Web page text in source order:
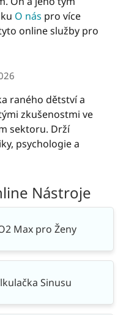
O nás pro více
online služby pro
raného dětství a
zkušenostmi ve
sektoru. Drží
psychologie a
Nástroje
Max pro Ženy
Sinusu